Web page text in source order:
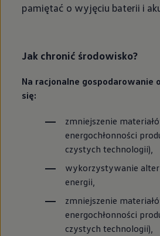
pamiętać o wyjęciu baterii i
Jak chronić środowisko?
Na racjonalne gospodarowanie
się:
zmniejszenie
energochłonności
czystych technologii),
wykorzystywanie
energii,
zmniejszenie
energochłonności
czystych technologii),